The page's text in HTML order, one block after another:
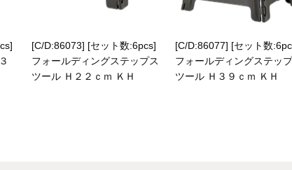
[C/D:86073] [セット数:6pcs]
フォールディングステップス
ツール Ｈ２２ｃｍ ＫＨ
[C/D:86077] [セット数
フォールディングステッ
ツール Ｈ３９ｃｍ ＫＨ